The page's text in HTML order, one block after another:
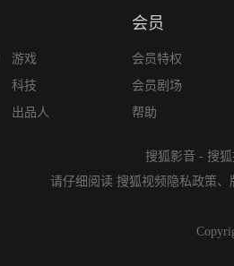
游戏
科技
出品人
会员
会员特权
会员剧场
帮助
搜狐影音 - 搜
请仔细阅读 搜狐视频隐私政策、